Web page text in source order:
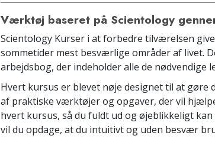
Værktøj baseret på Scientology
Scientology Kurser i at forbedre tilværelsen
sommetider mest besværlige områder af livet.
arbejdsbog, der indeholder alle de nødvendige
Hvert kursus er blevet nøje designet til at
af praktiske værktøjer og opgaver, der vil
hvert kursus, så du fuldt ud og øjeblikkeligt
vil du opdage, at du intuitivt og uden besvær